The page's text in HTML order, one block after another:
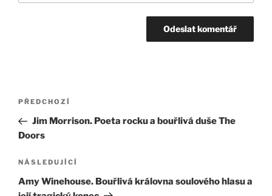
Navigace
příspěvek
Předchozí
příspěvek
PŘEDCHOZÍ
Jim Morrison. Poeta rocku a bouřlivá duše The
Doors
Následující
příspěvek
NÁSLEDUJÍCÍ
Amy Winehouse. Bouřlivá královna soulového hlasu a